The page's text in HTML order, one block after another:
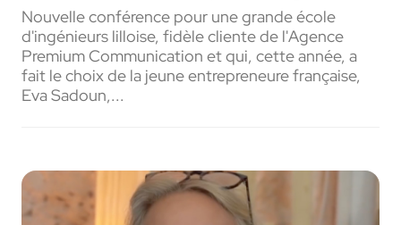
Nouvelle conférence pour une grande école
d'ingénieurs lilloise, fidèle cliente de l'Agence
Premium Communication et qui, cette année, a
fait le choix de la jeune entrepreneure française,
Eva Sadoun,...